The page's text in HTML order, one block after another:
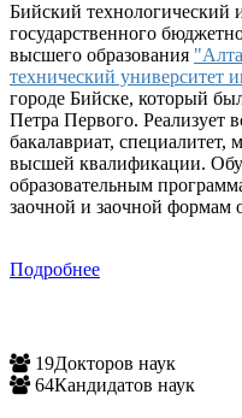
Бийский технологический
государственного
высшего образования
технический университет
городе Бийске, который
Петра Первого. Реализует
бакалавриат, специалитет,
высшей квалификации.
образовательным
заочной и заочной формам
Подробнее
19Докторов наук
64Кандидатов наук